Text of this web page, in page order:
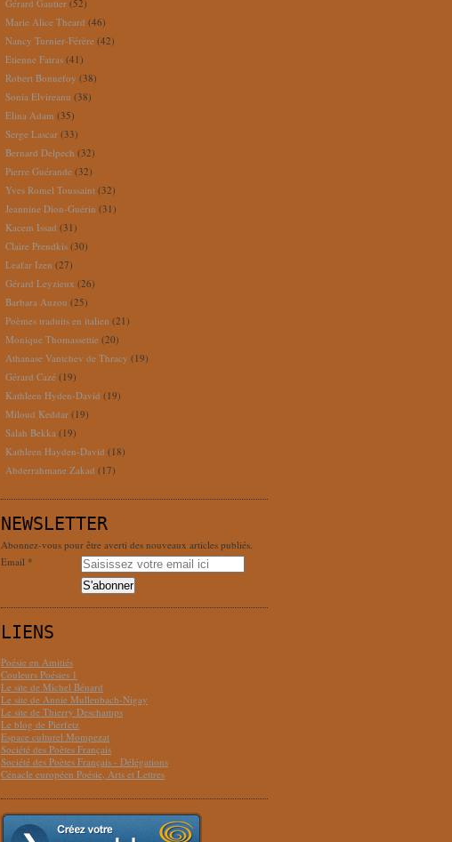
Gérard Gautier (52)
Marie Alice Theard (46)
Nancy Turnier-Férère (42)
Etienne Fatras (41)
Robert Bonnefoy (38)
Sonia Elvireanu (38)
Elina Adam (35)
Serge Lascar (33)
Bernard Delpech (32)
Pierre Guérande (32)
Yves Romel Toussaint (32)
Jeannine Dion-Guérin (31)
Kacem Issad (31)
Claire Prendkis (30)
Leafar Izen (27)
Gérard Leyzieux (26)
Barbara Auzou (25)
Poèmes traduits en italien (21)
Monique Thomassettie (20)
Athanase Vantchev de Thracy (19)
Gérard Cazé (19)
Kathleen Hyden-David (19)
Miloud Keddar (19)
Salah Bekka (19)
Kathleen Hayden-David (18)
Abderrahmane Zakad (17)
NEWSLETTER
Abonnez-vous pour être averti des nouveaux articles publiés.
Email
LIENS
Poésie en Amitiés
Couleurs Poésies 1
Le site de Michel Bénard
Le site de Annie Mullenbach-Nigay
Le site de Thierry Deschamps
Le blog de Pierfetz
Espace culturel Mompezat
Société des Poètes Français
Société des Poètes Français - Délégations
Cénacle européen Poésie, Arts et Lettres